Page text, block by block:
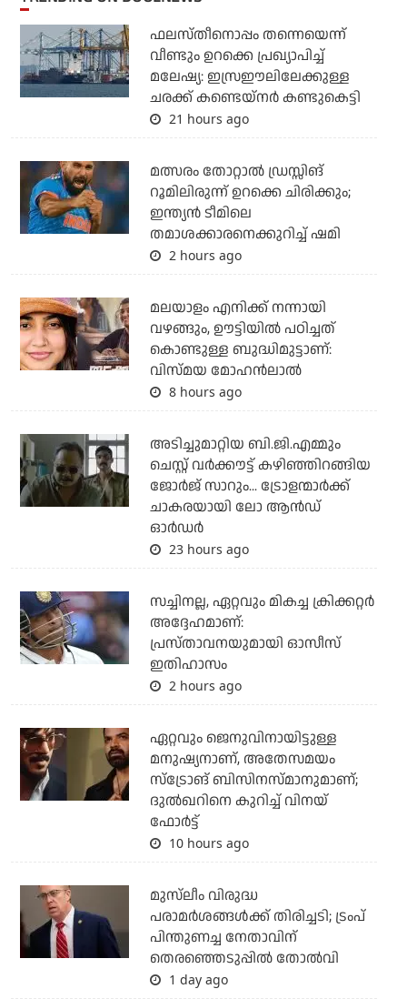
ഫലസ്തീനൊപ്പം തന്നെയെന്ന്
വീണ്ടും ഉറക്കെ പ്രഖ്യാപിച്ച്
മലേഷ്യ: ഇസ്രഈലിലേക്കുള്ള
ചരക്ക് കണ്ടെയ്‌നര്‍ കണ്ടുകെട്ടി
21 hours ago
മത്സരം തോറ്റാല്‍ ഡ്രസ്സിങ്
റൂമിലിരുന്ന് ഉറക്കെ ചിരിക്കും;
ഇന്ത്യന്‍ ടീമിലെ
തമാശക്കാരനെക്കുറിച്ച് ഷമി
2 hours ago
മലയാളം എനിക്ക് നന്നായി
വഴങ്ങും, ഊട്ടിയില്‍ പഠിച്ചത്
കൊണ്ടുള്ള ബുദ്ധിമുട്ടാണ്:
വിസ്മയ മോഹന്‍ലാല്‍
8 hours ago
അടിച്ചുമാറ്റിയ ബി.ജി.എമ്മും
ചെസ്റ്റ് വര്‍ക്കൗട്ട് കഴിഞ്ഞിറങ്ങിയ
ജോര്‍ജ് സാറും... ട്രോളന്മാര്‍ക്ക്
ചാകരയായി ലോ ആന്‍ഡ്
ഓര്‍ഡര്‍
23 hours ago
സച്ചിനല്ല, ഏറ്റവും മികച്ച ക്രിക്കറ്റര്‍
അദ്ദേഹമാണ്:
പ്രസ്താവനയുമായി ഓസീസ്
ഇതിഹാസം
2 hours ago
ഏറ്റവും ജെനുവിനായിട്ടുള്ള
മനുഷ്യനാണ്, അതേസമയം
സ്‌ട്രോങ് ബിസിനസ്മാനുമാണ്;
ദുല്‍ഖറിനെ കുറിച്ച് വിനയ്
ഫോര്‍ട്ട്
10 hours ago
മുസ്‌ലീം വിരുദ്ധ
പരാമര്‍ശങ്ങള്‍ക്ക് തിരിച്ചടി; ട്രംപ്
പിന്തുണച്ച നേതാവിന്
തെരഞ്ഞെടുപ്പില്‍ തോല്‍വി
1 day ago